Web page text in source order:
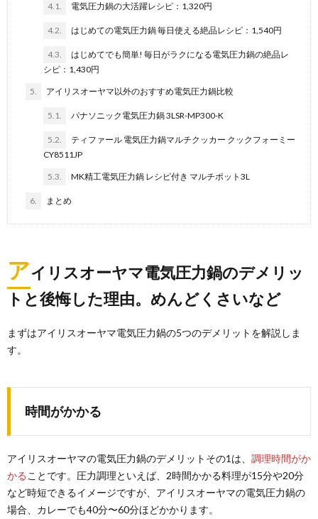
4.1. 電気圧力鍋の大活躍レシピ：1,320円
4.2. はじめての電気圧力鍋 毎日使える絶品レシピ：1,540円
4.3.
はじめてでも簡単! 毎日がラクになる電気圧力鍋の絶品レ
シピ：1,430円
5. アイリスオーヤマ以外のおすすめ電気圧力鍋比較
5.1. パナソニック電気圧力鍋 3LSR-MP300-K
5.2.
ティファール 電気圧力鍋マルチクッカー クックフォーミー
CY8511JP
5.3. MK精工電気圧力鍋 レシピ付き マルチポット3L
6. まとめ
アイリスオーヤマ電気圧力鍋のデメリッ
トと後悔した理由。めんどくさいなど
まずはアイリスオーヤマ電気圧力鍋の5つのデメリットを解説しま
す。
時間がかかる
アイリスオーヤマの電気圧力鍋のデメリットその1は、 調理時間がか
かる ことです。圧力調理といえば、2時間かかる料理が15分や20分
など時短できるイメージですが、アイリスオーヤマの電気圧力鍋の
場合、カレーでも40分〜60分ほどかかります。